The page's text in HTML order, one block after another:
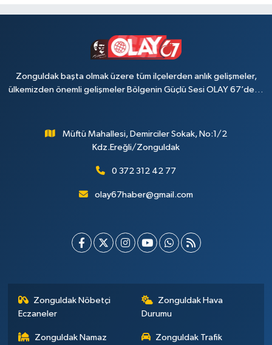
Zonguldak başta olmak üzere tüm ilçelerden anlık gelişmeler,
ülkemizden önemli gelişmeler Bölgenin Güçlü Sesi OLAY 67’de…
Müftü Mahallesi, Demirciler Sokak, No:1/2
Kdz.Ereğli/Zonguldak
0 372 312 42 77
olay67haber@gmail.com
Zonguldak Nöbetçi
Eczaneler
Zonguldak Hava
Durumu
Zonguldak Namaz Zonguldak Trafik